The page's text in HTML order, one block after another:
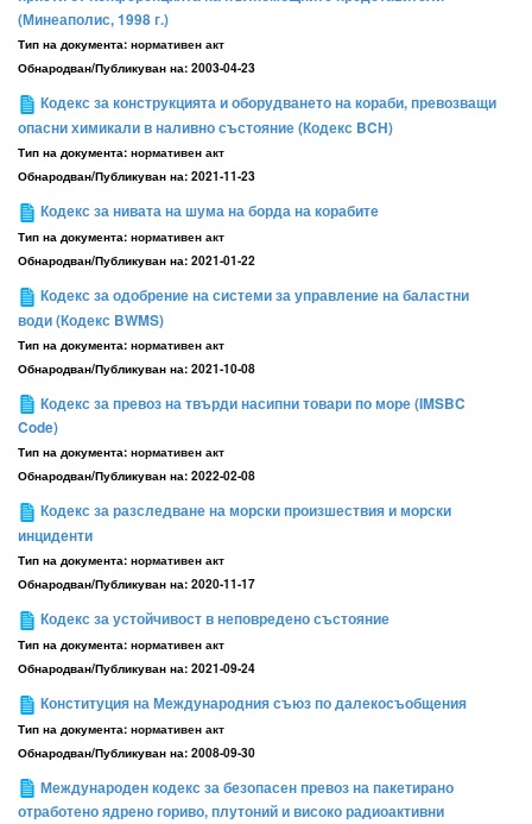
(Минеаполис, 1998 г.)
Тип на документа: нормативен акт
Обнародван/Публикуван на: 2003-04-23
Кодекс за конструкцията и оборудването на кораби, превозващи
опасни химикали в наливно състояние (Кодекс BCH)
Тип на документа: нормативен акт
Обнародван/Публикуван на: 2021-11-23
Кодекс за нивата на шума на борда на корабите
Тип на документа: нормативен акт
Обнародван/Публикуван на: 2021-01-22
Кодекс за одобрение на системи за управление на баластни
води (Кодекс BWMS)
Тип на документа: нормативен акт
Обнародван/Публикуван на: 2021-10-08
Кодекс за превоз на твърди насипни товари по море (IMSBC
Code)
Тип на документа: нормативен акт
Обнародван/Публикуван на: 2022-02-08
Кодекс за разследване на морски произшествия и морски
инциденти
Тип на документа: нормативен акт
Обнародван/Публикуван на: 2020-11-17
Кодекс за устойчивост в неповредено състояние
Тип на документа: нормативен акт
Обнародван/Публикуван на: 2021-09-24
Конституция на Международния съюз по далекосъобщения
Тип на документа: нормативен акт
Обнародван/Публикуван на: 2008-09-30
Международeн кодекс за безопасен превоз на пакетирано
отработено ядрено гориво, плутоний и високо радиоактивни